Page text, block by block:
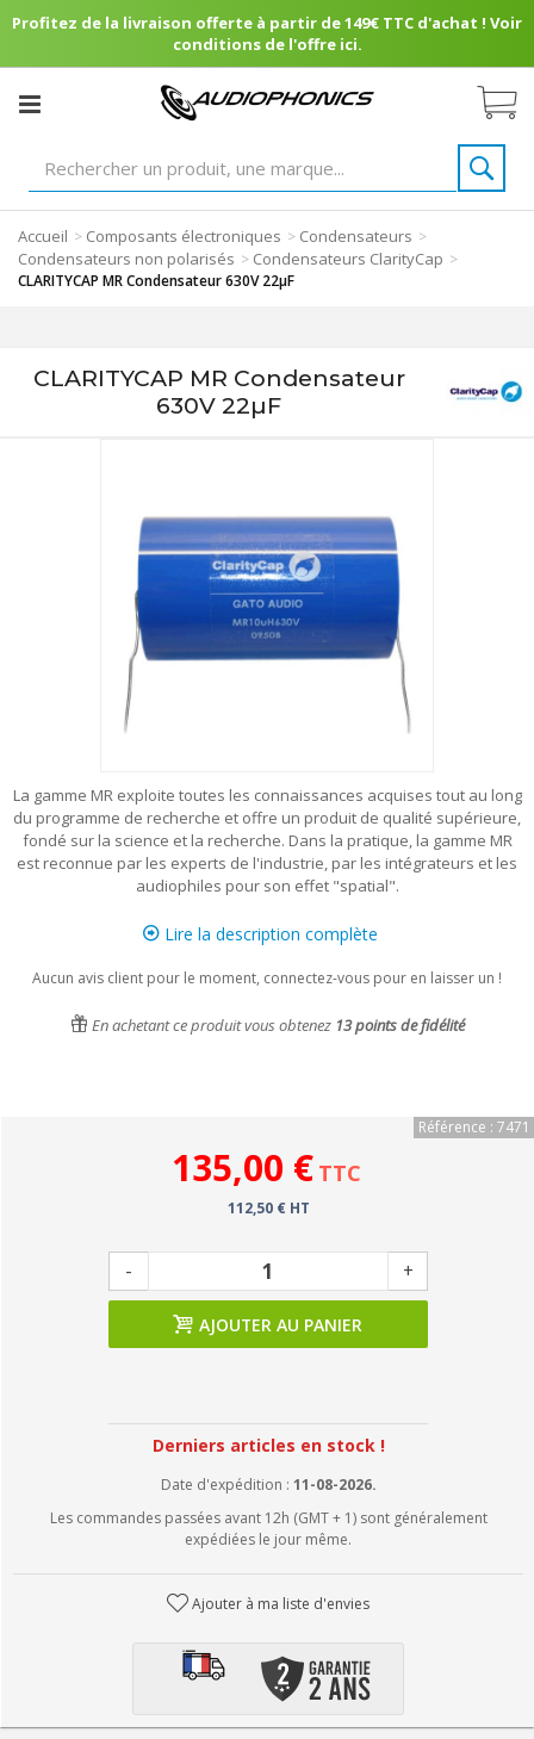
Profitez de la livraison offerte à partir de 149€ TTC d'achat ! Voir
conditions de l'offre ici.
Accueil > Composants électroniques > Condensateurs >
Condensateurs non polarisés > Condensateurs ClarityCap >
CLARITYCAP MR Condensateur 630V 22µF
CLARITYCAP MR Condensateur
630V 22µF
La gamme MR exploite toutes les connaissances acquises tout au long
du programme de recherche et offre un produit de qualité supérieure,
fondé sur la science et la recherche. Dans la pratique, la gamme MR
est reconnue par les experts de l'industrie, par les intégrateurs et les
audiophiles pour son effet "spatial".
Lire la description complète
Aucun avis client pour le moment, connectez-vous pour en laisser un !
En achetant ce produit vous obtenez 13points de fidélité
Référence : 7471
135,00 € TTC
112,50 € HT
- +
AJOUTER AU PANIER
Derniers articles en stock !
Date d'expédition : 11-08-2026.
Les commandes passées avant 12h (GMT + 1) sont généralement
expédiées le jour même.
Ajouter à ma liste d'envies